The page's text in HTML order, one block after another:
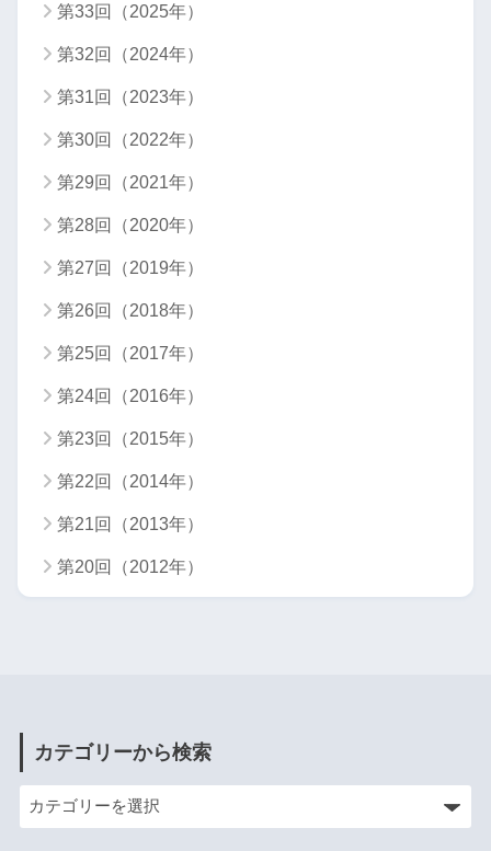
第33回（2025年）
第32回（2024年）
第31回（2023年）
第30回（2022年）
第29回（2021年）
第28回（2020年）
第27回（2019年）
第26回（2018年）
第25回（2017年）
第24回（2016年）
第23回（2015年）
第22回（2014年）
第21回（2013年）
第20回（2012年）
カテゴリーから検索